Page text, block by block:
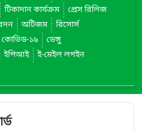
টিকাদান কার্যক্রম
প্রেস রিলিজ
অটিজম
রিসোর্স
কোভিড-১৯
ডেঙ্গু
ইপিআই
ই-মেইল লগইন